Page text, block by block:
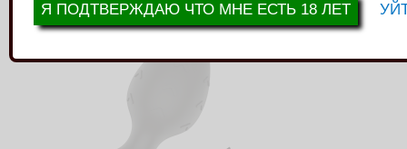
Я ПОДТВЕРЖДАЮ ЧТО МНЕ ЕСТЬ 18 ЛЕТ